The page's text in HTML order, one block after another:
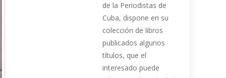
de la Periodistas de
Cuba, dispone en su
colección de libros
publicados algunos
títulos, que el
interesado puede